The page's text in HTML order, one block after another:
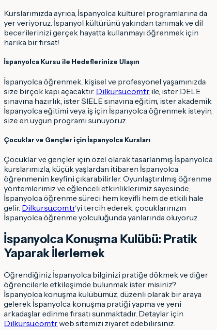
Kurslarımızda ayrıca, İspanyolca kültürel programlarına da
yer veriyoruz. İspanyol kültürünü yakından tanımak ve dil
becerilerinizi gerçek hayatta kullanmayı öğrenmek için
harika bir fırsat!
İspanyolca Kursu ile Hedeflerinize Ulaşın
İspanyolca öğrenmek, kişisel ve profesyonel yaşamınızda
size birçok kapı açacaktır. Dilkursu.com.tr ile, ister DELE
sınavına hazırlık, ister SIELE sınavına eğitim, ister akademik
İspanyolca eğitimi veya iş için İspanyolca öğrenmek isteyin,
size en uygun programı sunuyoruz.
Çocuklar ve Gençler için İspanyolca Kursları
Çocuklar ve gençler için özel olarak tasarlanmış İspanyolca
kurslarımızla, küçük yaşlardan itibaren İspanyolca
öğrenmenin keyfini çıkarabilirler. Oyunlaştırılmış öğrenme
yöntemlerimiz ve eğlenceli etkinliklerimiz sayesinde,
İspanyolca öğrenme süreci hem keyifli hem de etkili hale
gelir. Dilkursu.com.tr‘yi tercih ederek, çocuklarınızın
İspanyolca öğrenme yolculuğunda yanlarında oluyoruz.
İspanyolca Konuşma Kulübü: Pratik
Yaparak İlerlemek
Öğrendiğiniz İspanyolca bilginizi pratiğe dökmek ve diğer
öğrencilerle etkileşimde bulunmak ister misiniz?
İspanyolca konuşma kulübümüz, düzenli olarak bir araya
gelerek İspanyolca konuşma pratiği yapma ve yeni
arkadaşlar edinme fırsatı sunmaktadır. Detaylar için
Dilkursu.com.trweb sitemizi ziyaret edebilirsiniz.